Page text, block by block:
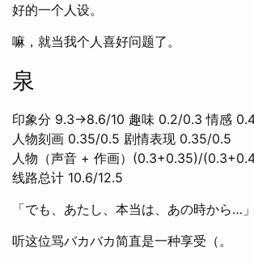
好的一个人设。
嘛，就当我个人喜好问题了。
泉
印象分 9.3→8.6/10 趣味 0.2/0.3 情感
人物刻画 0.35/0.5 剧情表现 0.35/0.5
人物（声音 + 作画）(0.3+0.35)/
线路总计 10.6/12.5
「でも、あたし、本当は、あの時から…」
听这位骂バカバカ简直是一种享受（。